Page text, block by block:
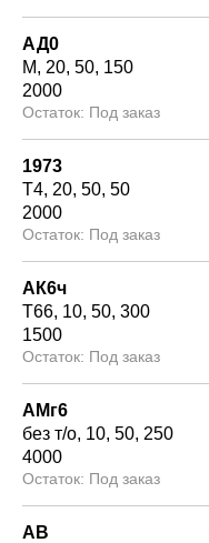
АД0
М
20 50 150
2000
Под заказ
1973
Т4 20 50 50
2000
Под заказ
АК6ч
Т66 10 50 300
1500
Под заказ
АМг6
без т/о 10 50 250
4000
Под заказ
АВ